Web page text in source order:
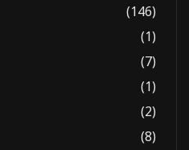
(146)
(1)
(7)
(1)
(2)
(8)